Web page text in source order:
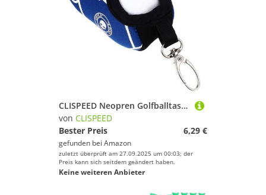
CLISPEED Neopren Golfballtasche Schuhförmig Kreative Ballaufbewahrung Kleine Sporttasche Für Golfer Anfänger Und Profis In Blau
von CLISPEED
Bester Preis
6,29 €
gefunden bei Amazon
zuletzt überprüft am 27.09.2025 um 00:03; der
Preis kann sich seitdem geändert haben.
Keine weiteren Anbieter